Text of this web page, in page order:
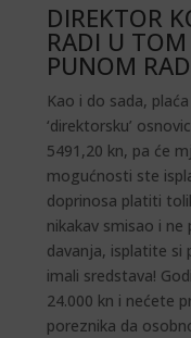
DIREKTOR
RADI U
PUNOM
Kao i do sada,
‘direktorsku’
5491,20 kn, pa će
mogućnosti ste
doprinosa platiti
nikakav smisao i
davanja, isplatite si
imali sredstava!
24.000 kn i nećete
poreznika da